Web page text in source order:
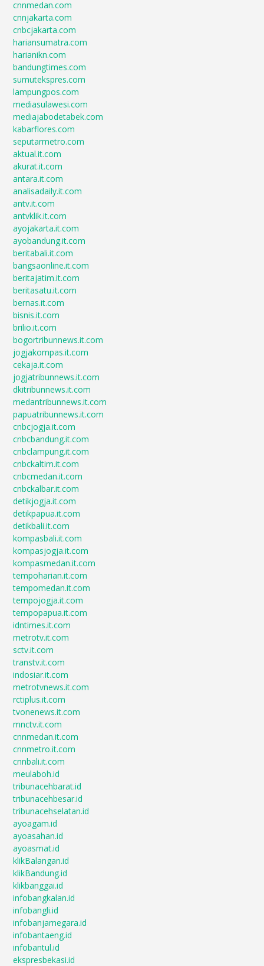
cnnmedan.com
cnnjakarta.com
cnbcjakarta.com
hariansumatra.com
harianikn.com
bandungtimes.com
sumutekspres.com
lampungpos.com
mediasulawesi.com
mediajabodetabek.com
kabarflores.com
seputarmetro.com
aktual.it.com
akurat.it.com
antara.it.com
analisadaily.it.com
antv.it.com
antvklik.it.com
ayojakarta.it.com
ayobandung.it.com
beritabali.it.com
bangsaonline.it.com
beritajatim.it.com
beritasatu.it.com
bernas.it.com
bisnis.it.com
brilio.it.com
bogortribunnews.it.com
jogjakompas.it.com
cekaja.it.com
jogjatribunnews.it.com
dkitribunnews.it.com
medantribunnews.it.com
papuatribunnews.it.com
cnbcjogja.it.com
cnbcbandung.it.com
cnbclampung.it.com
cnbckaltim.it.com
cnbcmedan.it.com
cnbckalbar.it.com
detikjogja.it.com
detikpapua.it.com
detikbali.it.com
kompasbali.it.com
kompasjogja.it.com
kompasmedan.it.com
tempoharian.it.com
tempomedan.it.com
tempojogja.it.com
tempopapua.it.com
idntimes.it.com
metrotv.it.com
sctv.it.com
transtv.it.com
indosiar.it.com
metrotvnews.it.com
rctiplus.it.com
tvonenews.it.com
mnctv.it.com
cnnmedan.it.com
cnnmetro.it.com
cnnbali.it.com
meulaboh.id
tribunacehbarat.id
tribunacehbesar.id
tribunacehselatan.id
ayoagam.id
ayoasahan.id
ayoasmat.id
klikBalangan.id
klikBandung.id
klikbanggai.id
infobangkalan.id
infobangli.id
infobanjarnegara.id
infobantaeng.id
infobantul.id
ekspresbekasi.id